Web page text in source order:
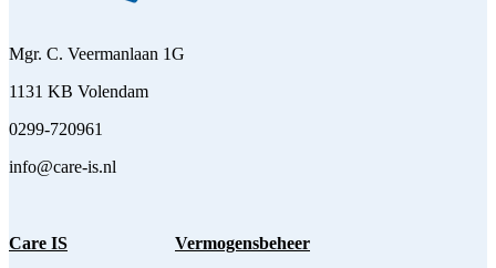
Mgr. C. Veermanlaan 1G
1131 KB Volendam
0299-720961
info@care-is.nl
Care IS Vermogensbeheer